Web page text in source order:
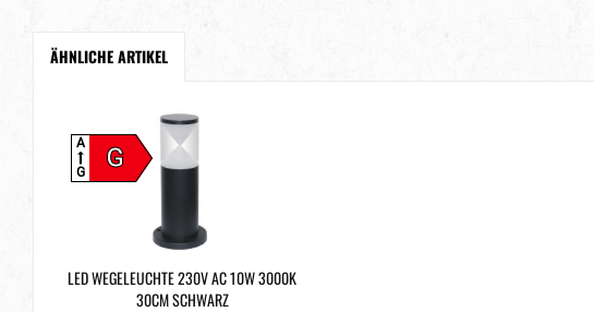
ÄHNLICHE ARTIKEL
G
A
G
LED WEGELEUCHTE 230V AC 10W 3000K
30CM SCHWARZ